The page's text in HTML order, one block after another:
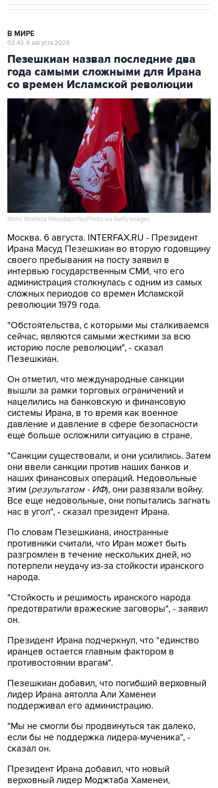
В МИРЕ
02:43, 6 августа 2026
Пезешкиан назвал последние два
года самыми сложными для Ирана
со времен Исламской революции
Фото: Morteza Nikoubazl/NurPhoto via Getty Images
Москва. 6 августа. INTERFAX.RU - Президент
Ирана Масуд Пезешкиан во вторую годовщину
своего пребывания на посту заявил в
интервью государственным СМИ, что его
администрация столкнулась с одним из самых
сложных периодов со времен Исламской
революции 1979 года.
"Обстоятельства, с которыми мы сталкиваемся
сейчас, являются самыми жесткими за всю
историю после революции", - сказал
Пезешкиан.
Он отметил, что международные санкции
вышли за рамки торговых ограничений и
нацелились на банковскую и финансовую
системы Ирана, в то время как военное
давление и давление в сфере безопасности
еще больше осложнили ситуацию в стране.
"Санкции существовали, и они усилились. Затем
они ввели санкции против наших банков и
наших финансовых операций. Недовольные
этим (результатом - ИФ), они развязали войну.
Все еще недовольные, они попытались загнать
нас в угол", - сказал президент Ирана.
По словам Пезешкиана, иностранные
противники считали, что Иран может быть
разгромлен в течение нескольких дней, но
потерпели неудачу из-за стойкости иранского
народа.
"Стойкость и решимость иранского народа
предотвратили вражеские заговоры", - заявил
он.
Президент Ирана подчеркнул, что "единство
иранцев остается главным фактором в
противостоянии врагам".
Пезешкиан добавил, что погибший верховный
лидер Ирана аятолла Али Хаменеи
поддерживал его администрацию.
"Мы не смогли бы продвинуться так далеко,
если бы не поддержка лидера-мученика", -
сказал он.
Президент Ирана добавил, что новый
верховный лидер Моджтаба Хаменеи,